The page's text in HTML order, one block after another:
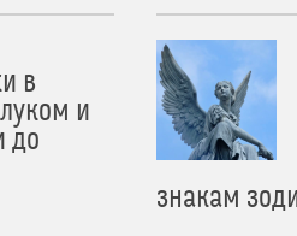
в
и
до
знакам